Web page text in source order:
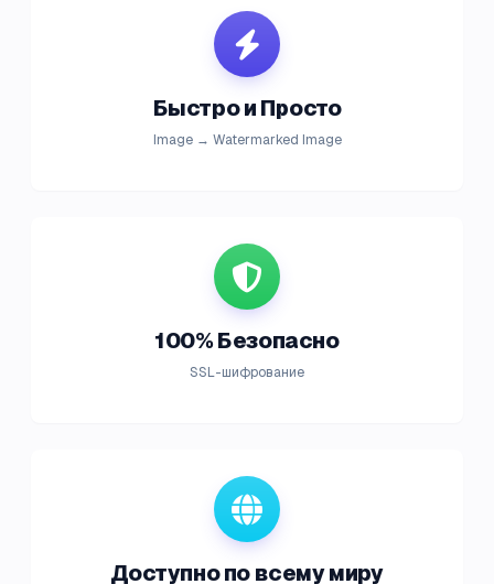
Быстро и Просто
Image → Watermarked Image
100% Безопасно
SSL-шифрование
Доступно по всему миру